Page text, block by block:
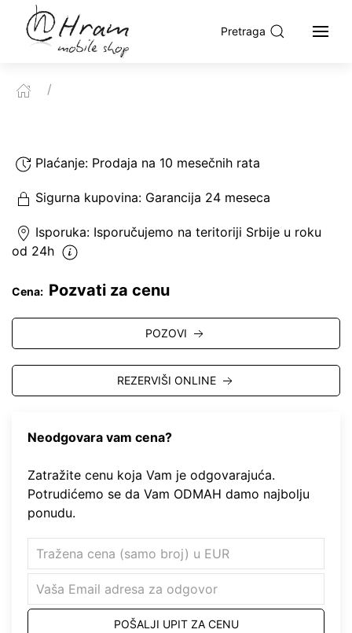
Pretraga
Plaćanje: Prodaja na 10 mesečnih rata
Sigurna kupovina: Garancija 24 meseca
Isporuka: Isporučujemo na teritoriji Srbije u roku
od 24h
Cena: Pozvati za cenu
POZOVI
REZERVIŠI ONLINE
Neodgovara vam cena?
Zatražite cenu koja Vam je odgovarajuća.
Potrudićemo se da Vam ODMAH damo najbolju
ponudu.
POŠALJI UPIT ZA CENU